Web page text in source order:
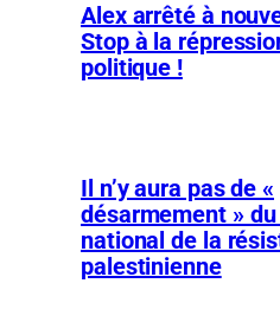
Alex arrêté à
Stop à la
politique !
Il n’y aura pas de «
désarmement »
national de la
palestinienne